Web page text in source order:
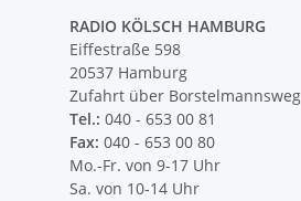
RADIO KÖLSCH HAMBURG
Eiffestraße 598
20537 Hamburg
Zufahrt über Borstelmannsweg
Tel.: 040 - 653 00 81
Fax: 040 - 653 00 80
Mo.-Fr. von 9-17 Uhr
Sa. von 10-14 Uhr